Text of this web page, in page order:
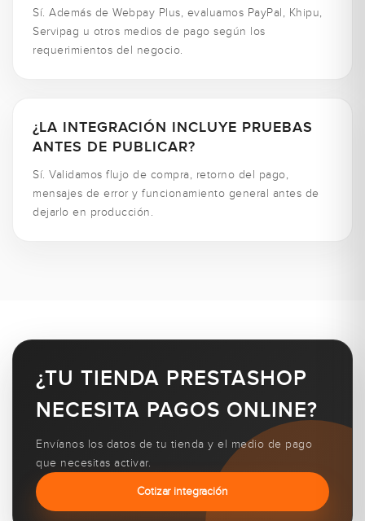
Sí. Además de Webpay Plus, evaluamos PayPal, Khipu,
Servipag u otros medios de pago según los
requerimientos del negocio.
¿LA INTEGRACIÓN INCLUYE PRUEBAS
ANTES DE PUBLICAR?
Sí. Validamos flujo de compra, retorno del pago,
mensajes de error y funcionamiento general antes de
dejarlo en producción.
¿TU TIENDA PRESTASHOP
NECESITA PAGOS ONLINE?
Envíanos los datos de tu tienda y el medio de pago
que necesitas activar.
Cotizar integración